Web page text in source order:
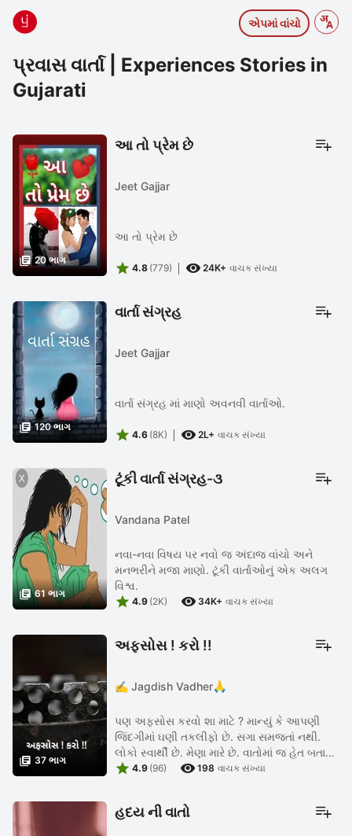
એપમાં વાંચો
પ્રવાસ વાર્તા | Experiences Stories in
Gujarati
 20 ભાગ
આ તો પ્રેમ છે
Jeet Gajjar
આ તો પ્રેમ છે
 4.8 (779)  24K+ વાચક સંખ્યા
 120 ભાગ
વાર્તા સંગ્રહ
Jeet Gajjar
વાર્તા સંગ્રહ માં માણો અવનવી વાર્તાઓ.
 4.6 (8K)  2L+ વાચક સંખ્યા
 61 ભાગ
ટૂંકી વાર્તા સંગ્રહ-૩
Vandana Patel
નવા-નવા વિષય પર નવો જ અંદાજ વાંચો અને
મનભરીને મજા માણો. ટૂંકી વાર્તાઓનું એક અલગ
વિશ્વ.
 4.9 (2K)  34K+ વાચક સંખ્યા
 37 ભાગ
અફસોસ ! કરો !!
✍️ Jagdish Vadher🙏
પણ અફસોસ કરવો શા માટે ? માન્યું કે આપણી
જિંદગીમાં ઘણી તકલીફો છે. સગા સમજતાં નથી.
લોકો સ્વાર્થી છે. મેણા મારે છે. વાતોમાં જ હેત બતાવે,
વર્તનમાં ઉણા છે. આવી ઘણી બધી, નાની મોટી
 4.9 (96)  198 વાચક સંખ્યા
હદય ની વાતો